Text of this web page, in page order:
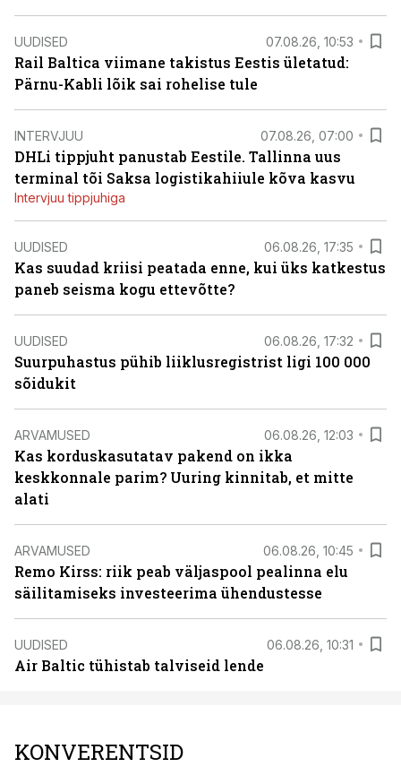
UUDISED 07.08.26, 10:53
Rail Baltica viimane takistus Eestis ületatud:
Pärnu-Kabli lõik sai rohelise tule
INTERVJUU 07.08.26, 07:00
DHLi tippjuht panustab Eestile. Tallinna uus
terminal tõi Saksa logistikahiiule kõva kasvu
Intervjuu tippjuhiga
UUDISED 06.08.26, 17:35
Kas suudad kriisi peatada enne, kui üks katkestus
paneb seisma kogu ettevõtte?
UUDISED 06.08.26, 17:32
Suurpuhastus pühib liiklusregistrist ligi 100 000
sõidukit
ARVAMUSED 06.08.26, 12:03
Kas korduskasutatav pakend on ikka
keskkonnale parim? Uuring kinnitab, et mitte
alati
ARVAMUSED 06.08.26, 10:45
Remo Kirss: riik peab väljaspool pealinna elu
säilitamiseks investeerima ühendustesse
UUDISED 06.08.26, 10:31
Air Baltic tühistab talviseid lende
KONVERENTSID